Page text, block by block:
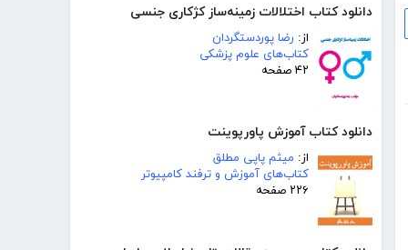
دانلود کتاب اختلالات زمینه‌ساز کژکاری جنسی
از: رضا پوردستگردان
کتاب‌های علوم پزشکی
۴۲ صفحه
دانلود کتاب آموزش پاورپوینت
از: میثم پاپی مطلق
کتاب‌های آموزش و ترفند کامپیوتر
۲۲۶ صفحه